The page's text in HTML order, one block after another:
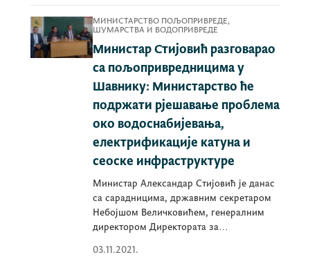
МИНИСТАРСТВО ПОЉОПРИВРЕДЕ,
ШУМАРСТВА И ВОДОПРИВРЕДЕ
Министар Стијовић разговарао
са пољопривредницима у
Шавнику: Министарство ће
подржати рјешавање проблема
око водоснабијевања,
електрификације катуна и
сеоске инфраструктуре
Министар Александар Стијовић је данас
са сарадницима, државним секретаром
Небојшом Величковићем, генералним
директором Директората за
03.11.2021.